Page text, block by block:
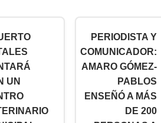
UN
PERIODISTA Y
COMUNICADOR:
AMARO GÓMEZ-
PABLOS
ENSEÑÓ A MÁS
DE 200